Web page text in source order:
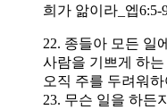
희가 앎이라_엡6:5-
22. 종들아 모든 일
사람을 기쁘게 하
오직 주를 두려워
23. 무슨 일을 하든